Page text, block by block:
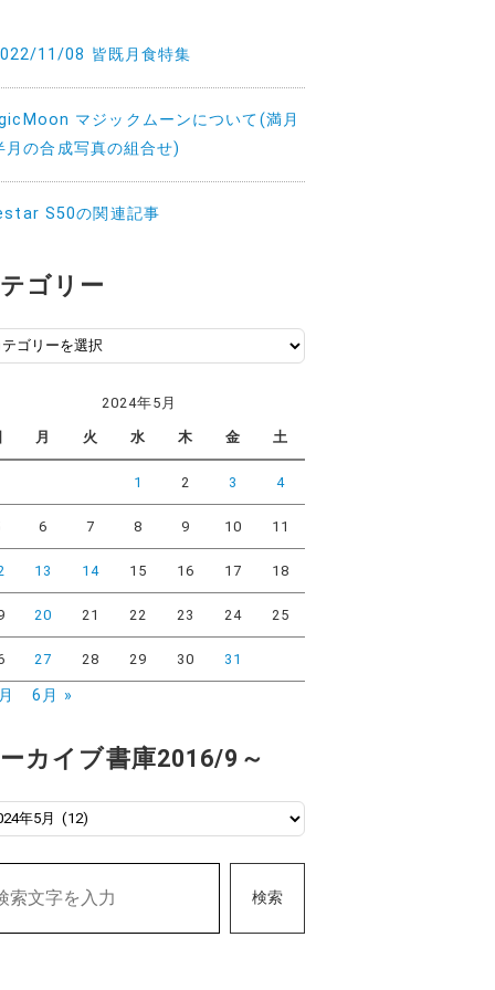
11/08 皆既月食特集
マジックムーンについて(満月
月の合成写真の組合せ)
S50の関連記事
ゴリー
2024年5月
月 火 水 木 金 土
1 2 3 4
6 7 8 9 10 11
13 14 15 16 17 18
20 21 22 23 24 25
27 28 29 30 31
6月 »
カイブ書庫2016/9～
検索